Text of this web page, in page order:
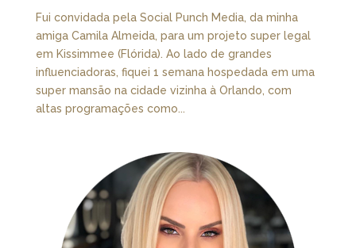
Fui convidada pela Social Punch Media, da minha
amiga Camila Almeida, para um projeto super legal
em Kissimmee (Flórida). Ao lado de grandes
influenciadoras, fiquei 1 semana hospedada em uma
super mansão na cidade vizinha à Orlando, com
altas programações como...